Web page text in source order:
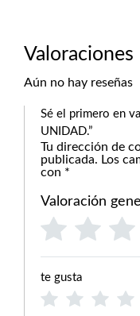
Valoraciones
Aún no hay reseñas
Sé el primero en
UNIDAD.”
Tu dirección de
publicada. Los
con *
Valoración
te gusta